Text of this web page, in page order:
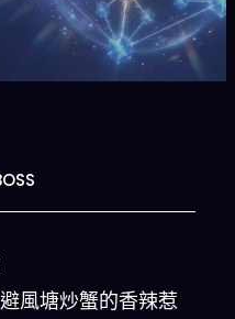
風塘炒蟹的香辣惹